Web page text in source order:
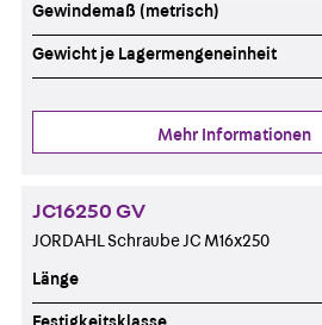
Gewindemaß (metrisch)
Gewicht je Lagermengeneinheit
Mehr Informationen
JC16250 GV
JORDAHL Schraube JC M16x250
Länge
Festigkeitsklasse